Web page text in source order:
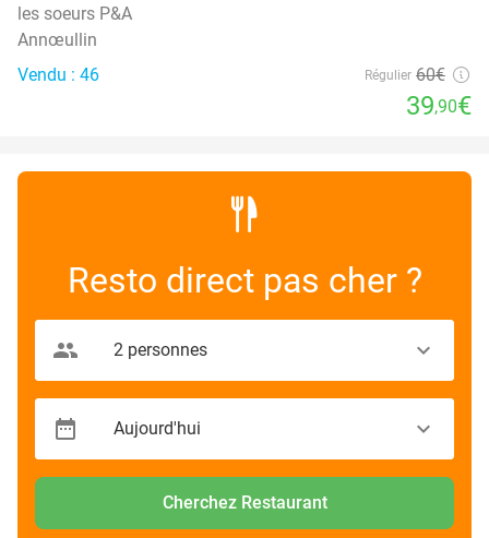
les soeurs P&A
Annœullin
Vendu : 46
Régulier 60€
39,90€
Resto direct pas cher ?
Cherchez Restaurant